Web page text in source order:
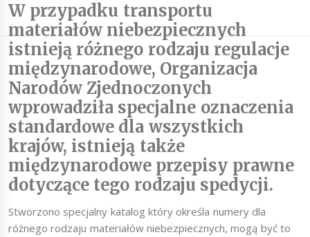
W przypadku transportu
materiałów niebezpiecznych
istnieją różnego rodzaju regulacje
międzynarodowe, Organizacja
Narodów Zjednoczonych
wprowadziła specjalne oznaczenia
standardowe dla wszystkich
krajów, istnieją także
międzynarodowe przepisy prawne
dotyczące tego rodzaju spedycji.
Stworzono specjalny katalog który określa numery dla
różnego rodzaju materiałów niebezpiecznych, mogą być to